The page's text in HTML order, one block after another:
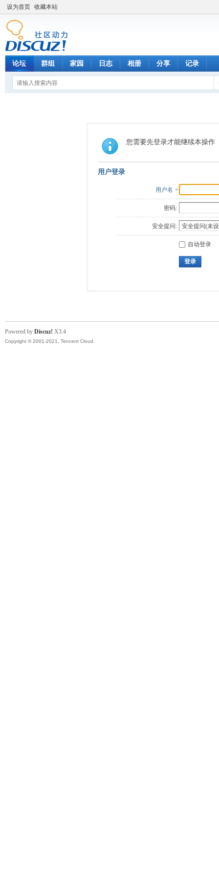
设为首页 收藏本站
论坛 群组 家园 日志 相册 分享 记录
您需要先登录才能继续本操作
用户登录
用户名
密码:
安全提问:
自动登录
登录
Powered by Discuz! X3.4
Copyright © 2001-2021, Tencent Cloud.